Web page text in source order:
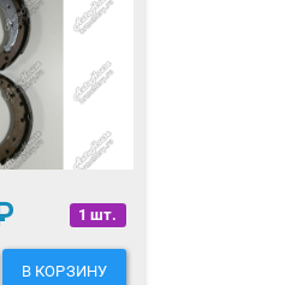
1 шт.
В КОРЗИНУ